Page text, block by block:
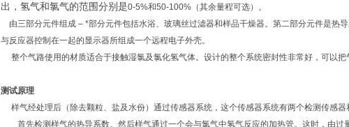
出，氢气和氯气的范围分别是0-5%和50-100% （其余量程可选）。
由三部分元件组成 – *部分元件包括水浴、玻璃丝过滤器和样品干燥器。第二部分元件是热
与反应器控制在一起的显示器所组成一个远程电子外壳。
整个气路使用的材质适合于接触湿氯及氯化氢气体。设计的整个系统密封性非常好，可以
测试原理
样气经处理后（除去颗粒、盐及水份）通过传感器系统，这个传感器系统有两个检测传感
首先检测样气的热导系数。然后样气通过一个会与氯气中氢气反应的加热管。这时，由